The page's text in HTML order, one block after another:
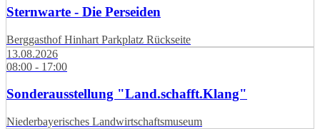
Sternwarte - Die Perseiden
Berggasthof Hinhart Parkplatz Rückseite
13.08.2026
08:00 - 17:00
Sonderausstellung "Land.schafft.Klang"
Niederbayerisches Landwirtschaftsmuseum